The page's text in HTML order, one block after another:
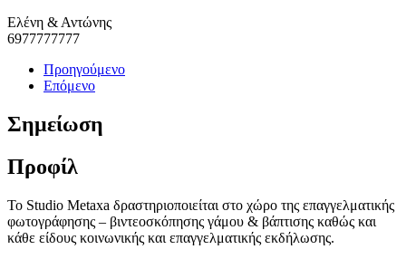
Ελένη & Αντώνης
6977777777
Προηγούμενο
Επόμενο
Σημείωση
Προφίλ
Το Studio Metaxa δραστηριοποιείται στο χώρο της επαγγελματικής
φωτογράφησης – βιντεοσκόπησης γάμου & βάπτισης καθώς και
κάθε είδους κοινωνικής και επαγγελματικής εκδήλωσης.